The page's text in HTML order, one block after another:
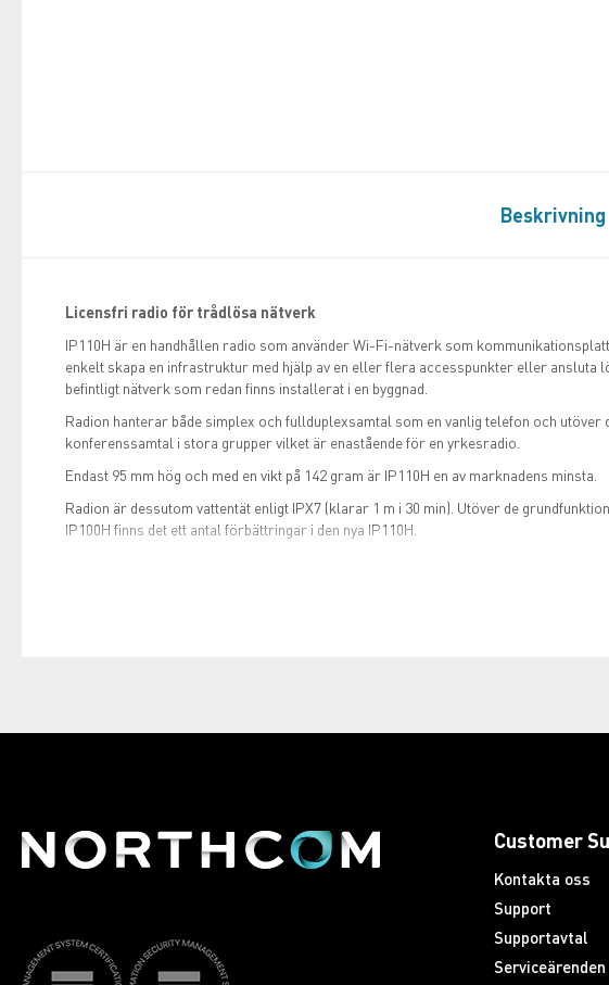
Beskrivning
Licensfri radio för trådlösa nätverk
IP110H är en handhållen radio som använder Wi-Fi-nätverk som
enkelt skapa en infrastruktur med hjälp av en eller flera accesspunkter eller ansluta
befintligt nätverk som redan finns installerat i en byggnad.
Radion hanterar både simplex och fullduplexsamtal som en vanlig telefon och utöver
konferenssamtal i stora grupper vilket är enastående för en yrkesradio.
Endast 95 mm hög och med en vikt på 142 gram är IP110H en av marknadens minsta.
Radion är dessutom vattentät enligt IPX7 (klarar 1 m i 30 min). Utöver de
IP100H finns det ett antal förbättringar i den nya IP110H.
Customer
Kontakta oss
Support
Supportavtal
Serviceärenden